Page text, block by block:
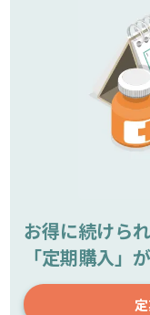
お得に続けら
「定期購入」